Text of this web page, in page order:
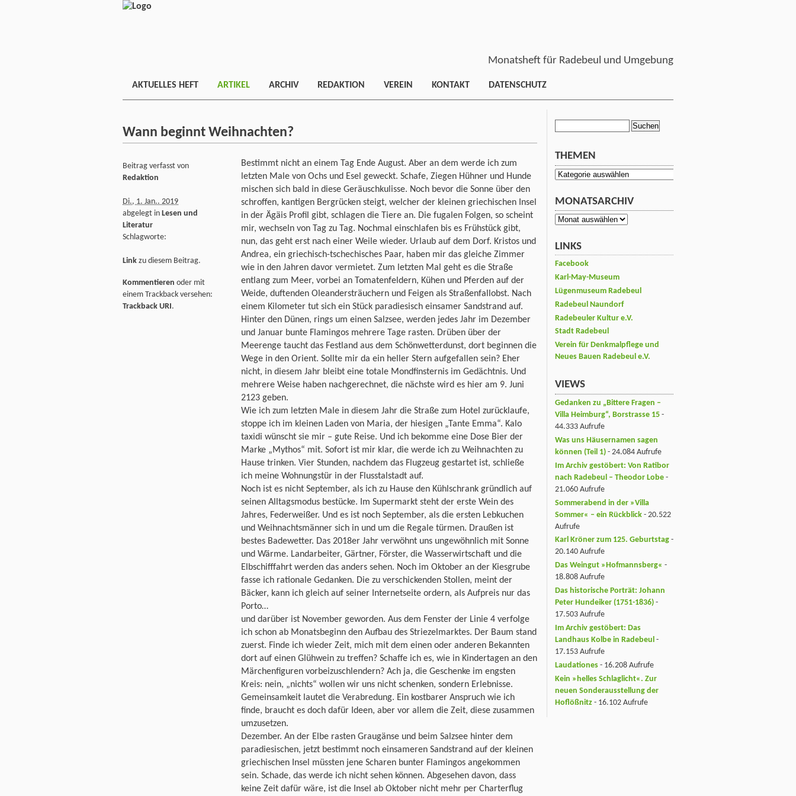
Monatsheft für Radebeul und Umgebung
AKTUELLES HEFT ARTIKEL ARCHIV REDAKTION VEREIN KONTAKT DATENSCHUTZ
Wann beginnt Weihnachten?
Bestimmt nicht an einem Tag Ende August. Aber an dem werde ich zum
letzten Male von Ochs und Esel geweckt. Schafe, Ziegen Hühner und Hunde
mischen sich bald in diese Geräuschkulisse. Noch bevor die Sonne über den
schroffen, kantigen Bergrücken steigt, welcher der kleinen griechischen Insel
in der Ägäis Profil gibt, schlagen die Tiere an. Die fugalen Folgen, so scheint
mir, wechseln von Tag zu Tag. Nochmal einschlafen bis es Frühstück gibt,
nun, das geht erst nach einer Weile wieder. Urlaub auf dem Dorf. Kristos und
Andrea, ein griechisch-tschechisches Paar, haben mir das gleiche Zimmer
wie in den Jahren davor vermietet. Zum letzten Mal geht es die Straße
entlang zum Meer, vorbei an Tomatenfeldern, Kühen und Pferden auf der
Weide, duftenden Oleandersträuchern und Feigen als Straßenfallobst. Nach
einem Kilometer tut sich ein Stück paradiesisch einsamer Sandstrand auf.
Hinter den Dünen, rings um einen Salzsee, werden jedes Jahr im Dezember
und Januar bunte Flamingos mehrere Tage rasten. Drüben über der
Meerenge taucht das Festland aus dem Schönwetterdunst, dort beginnen die
Wege in den Orient. Sollte mir da ein heller Stern aufgefallen sein? Eher
nicht, in diesem Jahr bleibt eine totale Mondfinsternis im Gedächtnis. Und
mehrere Weise haben nachgerechnet, die nächste wird es hier am 9. Juni
2123 geben.
Wie ich zum letzten Male in diesem Jahr die Straße zum Hotel zurücklaufe,
stoppe ich im kleinen Laden von Maria, der hiesigen „Tante Emma“. Kalo
taxidi wünscht sie mir – gute Reise. Und ich bekomme eine Dose Bier der
Marke „Mythos“ mit. Sofort ist mir klar, die werde ich zu Weihnachten zu
Hause trinken. Vier Stunden, nachdem das Flugzeug gestartet ist, schließe
ich meine Wohnungstür in der Flusstalstadt auf.
Noch ist es nicht September, als ich zu Hause den Kühlschrank gründlich auf
seinen Alltagsmodus bestücke. Im Supermarkt steht der erste Wein des
Jahres, Federweißer. Und es ist noch September, als die ersten Lebkuchen
und Weihnachtsmänner sich in und um die Regale türmen. Draußen ist
bestes Badewetter. Das 2018er Jahr verwöhnt uns ungewöhnlich mit Sonne
und Wärme. Landarbeiter, Gärtner, Förster, die Wasserwirtschaft und die
Elbschifffahrt werden das anders sehen. Noch im Oktober an der Kiesgrube
fasse ich rationale Gedanken. Die zu verschickenden Stollen, meint der
Bäcker, kann ich gleich auf seiner Internetseite ordern, als Aufpreis nur das
Porto…
und darüber ist November geworden. Aus dem Fenster der Linie 4 verfolge
ich schon ab Monatsbeginn den Aufbau des Striezelmarktes. Der Baum stand
zuerst. Finde ich wieder Zeit, mich mit dem einen oder anderen Bekannten
dort auf einen Glühwein zu treffen? Schaffe ich es, wie in Kindertagen an den
Märchenfiguren vorbeizuschlendern? Ach ja, die Geschenke im engsten
Kreis: nein, „nichts“ wollen wir uns nicht schenken, sondern Erlebnisse.
Gemeinsamkeit lautet die Verabredung. Ein kostbarer Anspruch wie ich
finde, braucht es doch dafür Ideen, aber vor allem die Zeit, diese zusammen
umzusetzen.
Dezember. An der Elbe rasten Graugänse und beim Salzsee hinter dem
paradiesischen, jetzt bestimmt noch einsameren Sandstrand auf der kleinen
griechischen Insel müssten jene Scharen bunter Flamingos angekommen
sein. Schade, das werde ich nicht sehen können. Abgesehen davon, dass
keine Zeit dafür wäre, ist die Insel ab Oktober nicht mehr per Charterflug
Beitrag verfasst von
Redaktion
Di., 1. Jan.. 2019
abgelegt in Lesen und
Literatur
Schlagworte:
Link zu diesem Beitrag.
Kommentieren oder mit
einem Trackback versehen:
Trackback URI.
THEMEN
Themen
MONATSARCHIV
Monatsarchiv
LINKS
Facebook
Karl-May-Museum
Lügenmuseum Radebeul
Radebeul Naundorf
Radebeuler Kultur e.V.
Stadt Radebeul
Verein für Denkmalpflege und
Neues Bauen Radebeul e.V.
VIEWS
Gedanken zu „Bittere Fragen –
Villa Heimburg“, Borstrasse 15 -
44.333 Aufrufe
Was uns Häusernamen sagen
können (Teil 1) - 24.084 Aufrufe
Im Archiv gestöbert: Von Ratibor
nach Radebeul – Theodor Lobe -
21.060 Aufrufe
Sommerabend in der »Villa
Sommer« – ein Rückblick - 20.522
Aufrufe
Karl Kröner zum 125. Geburtstag -
20.140 Aufrufe
Das Weingut »Hofmannsberg« -
18.808 Aufrufe
Das historische Porträt: Johann
Peter Hundeiker (1751-1836) -
17.503 Aufrufe
Im Archiv gestöbert: Das
Landhaus Kolbe in Radebeul -
17.153 Aufrufe
Laudationes - 16.208 Aufrufe
Kein »helles Schlaglicht«. Zur
neuen Sonderausstellung der
Hoflößnitz - 16.102 Aufrufe